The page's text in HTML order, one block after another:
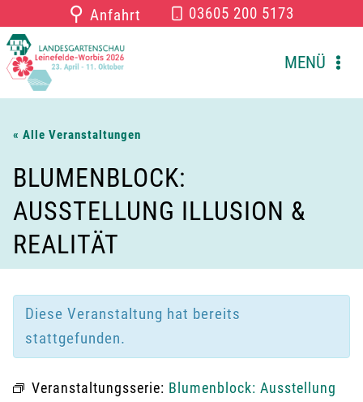
Inhalt
springen
⚲ Anfahrt 03605 200 5173
MENÜ
« Alle Veranstaltungen
BLUMENBLOCK:
AUSSTELLUNG ILLUSION &
REALITÄT
Diese Veranstaltung hat bereits
stattgefunden.
Veranstaltungsserie: Blumenblock: Ausstellung